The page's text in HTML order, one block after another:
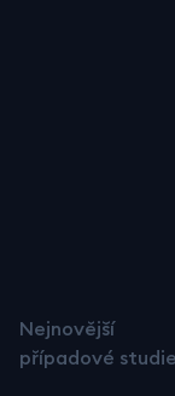
Nejnovější
případové studie